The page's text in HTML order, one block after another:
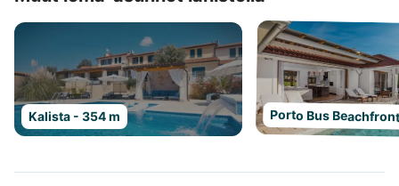
Kalista - 354 m Porto Bus